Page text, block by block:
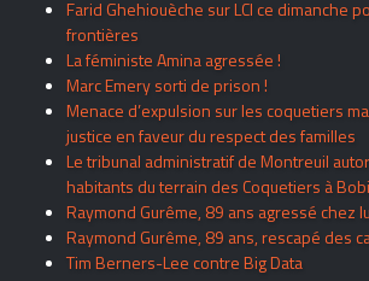
Farid Ghehiouèche sur LCI ce dimanche
frontières
La féministe Amina agressée !
Marc Emery sorti de prison !
Menace d’expulsion sur les coquetiers
justice en faveur du respect des familles
Le tribunal administratif de Montreuil
habitants du terrain des Coquetiers à
Raymond Gurême, 89 ans agressé chez
Raymond Gurême, 89 ans, rescapé des
Tim Berners-Lee contre Big Data